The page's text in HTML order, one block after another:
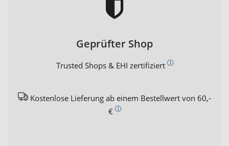
Geprüfter Shop
Trusted Shops & EHI zertifiziert
Kostenlose Lieferung ab einem Bestellwert von 60,-
€